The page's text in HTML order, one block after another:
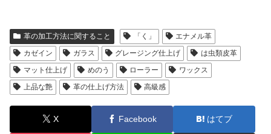
革の加工方法に関すること 「く」
エナメル革
カゼイン
ガラス グレージング仕上げ
は虫類皮革
マット仕上げ
めのう ローラー
ワックス
上品な艶
革の仕上げ方法 高級感
X Facebook はてブ